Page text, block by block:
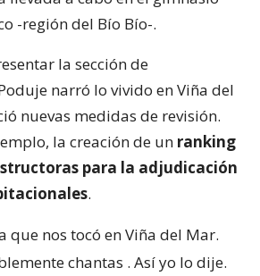
-región del Bío Bío-.
la sección de
narró lo vivido en Viña del
nuevas medidas de revisión.
la creación de un ranking
para la adjudicación
.
que nos tocó en Viña del Mar.
chantas . Así yo lo dije.